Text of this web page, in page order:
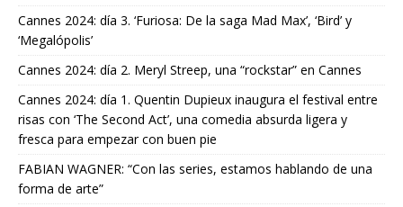
Cannes 2024: día 3. ‘Furiosa: De la saga Mad Max’, ‘Bird’ y
‘Megalópolis’
Cannes 2024: día 2. Meryl Streep, una “rockstar” en Cannes
Cannes 2024: día 1. Quentin Dupieux inaugura el festival entre
risas con ‘The Second Act’, una comedia absurda ligera y
fresca para empezar con buen pie
FABIAN WAGNER: “Con las series, estamos hablando de una
forma de arte”